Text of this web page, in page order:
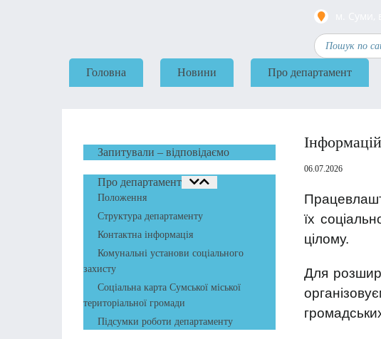
Головна Новини Про департамент
Запитували – відповідаємо
Про департамент
Положення
Структура департаменту
Контактна інформація
Комунальні установи соціального
захисту
Соціальна карта Сумської міської
територіальної громади
Підсумки роботи департаменту
06.07.2026
їх
цілому.
Для